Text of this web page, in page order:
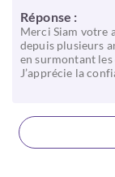
Réponse :
Merci Siam votre
depuis plusieurs
en surmontant les
J’apprécie la